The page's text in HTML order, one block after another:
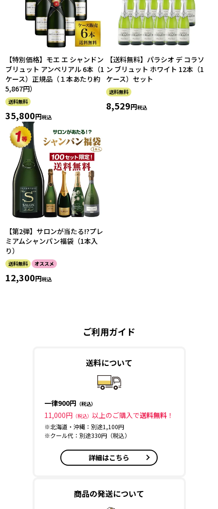
【特別価格】モエ エ シャンドン
ブリュット アンペリアル 6本（1
ケース）正規品（１本あたり約
5,867円）
送料無料
35,800 税込
【送料無料】パラシオ デ コラソ
ン ブリュット ホワイト 12本（1
ケース）セット
送料無料
8,529 税込
【第2弾】サロンが当たる!?プレ
ミアムシャンパン福袋（1本入
り）
送料無料 オススメ
12,300 税込
ご利用ガイド
送料について
一律900円 （税込）
11,000円 （税込） 以上のご購入で送料無料！
※北海道・沖縄：別途1,100円
※クール代：別途330円（税込）
詳細はこちら
商品の発送について